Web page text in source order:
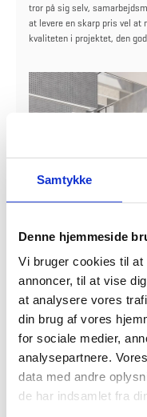
Samtykke
Denne hjemmeside
Vi bruger cookies til
annoncer, til at vise
at analysere vores
din brug af vores
for sociale medier,
analysepartnere.
data med andre
de har indsamlet fra
tror på sig selv,
at levere en skarp pris vel
kvaliteten i projektet, den
Vicedirektør i
"MT Højgaard har været
motiveret til at indgå i et
markedet taget rigtig godt